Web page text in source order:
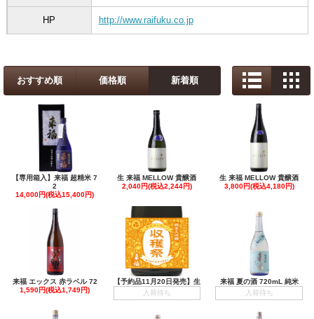
HP http://www.raifuku.co.jp
おすすめ順 価格順 新着順
【専用箱入】来福 超精米 7
2
14,000円(税込15,400円)
生 来福 MELLOW 貴醸酒
2,040円(税込2,244円)
生 来福 MELLOW 貴醸酒
3,800円(税込4,180円)
来福 エックス 赤ラベル 72
1,590円(税込1,749円)
【予約品11月20日発売】生
入荷待ち
来福 夏の酒 720mL 純米
入荷待ち